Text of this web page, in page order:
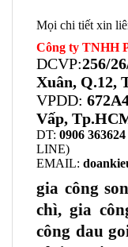
Mọi chi tiết xin
Công ty TNHH
DCVP:256/
Xuân, Q.12,
VPDD:
Vấp,
DT: 0906
LINE)
EMAIL:
gia công
chì, gia
công dau